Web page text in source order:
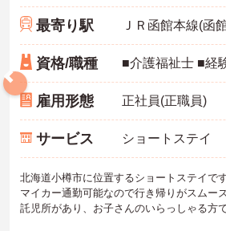
最寄り駅
資格/職種 ■介護福祉士 ■経
雇用形態 正社員(正職員)
サービス ショートステイ
北海道小樽市に位置するショートステイです
マイカー通勤可能なので行き帰りがスムーズ
託児所があり、お子さんのいらっしゃる方